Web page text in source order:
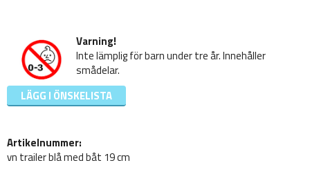
Varning!
Inte lämplig för barn under tre år. Innehåller
smådelar.
LÄGG I ÖNSKELISTA
Artikelnummer:
vn trailer blå med båt 19 cm